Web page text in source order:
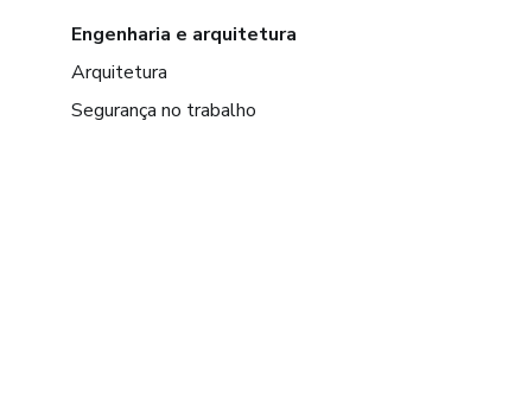
Engenharia e arquitetura
Arquitetura
Segurança no trabalho